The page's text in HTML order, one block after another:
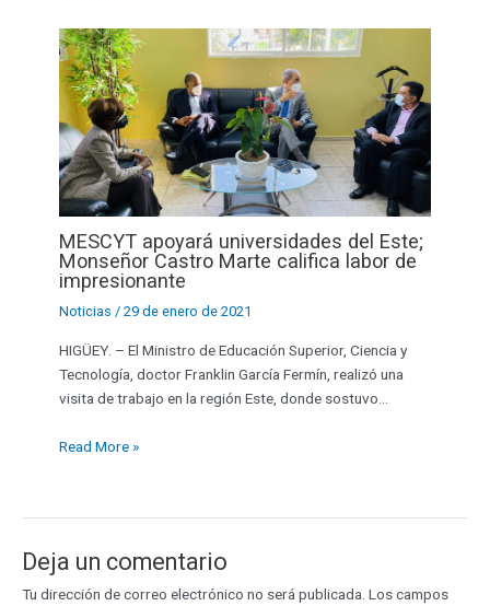
MESCYT apoyará universidades del Este;
Monseñor Castro Marte califica labor de
impresionante
Noticias /29 de enero de 2021
HIGÜEY. – El Ministro de Educación Superior, Ciencia y
Tecnología, doctor Franklin García Fermín, realizó una
visita de trabajo en la región Este, donde sostuvo…
Read More »
Deja un comentario
Tu dirección de correo electrónico no será publicada. Los campos